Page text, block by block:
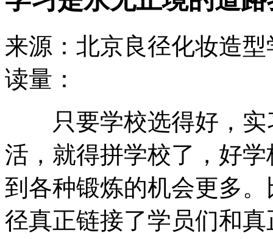
来源：北京良径化妆造型
读量：
只要学校选得好，实
活，就得拼学校了，好
到各种锻炼的机会更多
径真正链接了学员们和